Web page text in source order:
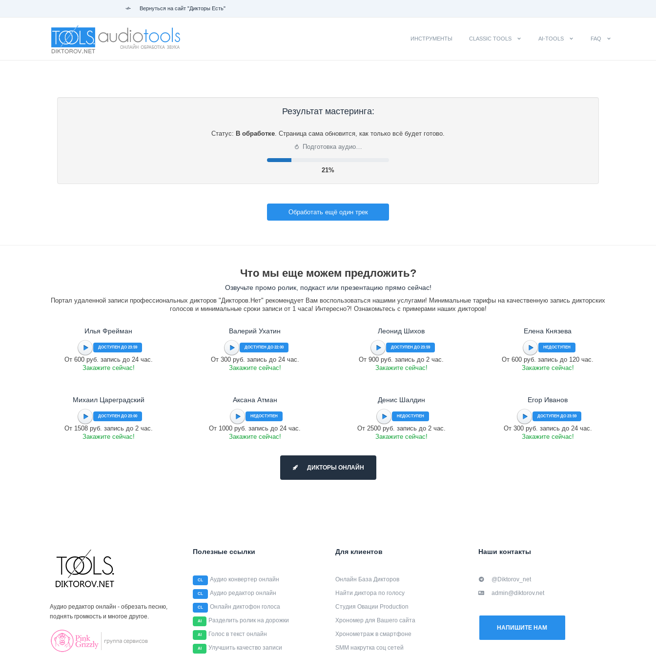
Вернуться на сайт "Дикторы Есть"
ИНСТРУМЕНТЫ CLASSIC TOOLS AI-TOOLS FAQ
Результат мастеринга:
Статус: В обработке. Страница сама обновится, как только всё будет готово.
⟳ Подготовка аудио…
21%
Обработать ещё один трек
Что мы еще можем предложить?
Озвучьте промо ролик, подкаст или презентацию прямо сейчас!
Портал удаленной записи профессиональных дикторов "Дикторов.Нет" рекомендует Вам воспользоваться нашими услугами! Минимальные тарифы на качественную запись дикторских
голосов и минимальные сроки записи от 1 часа! Интересно?! Ознакомьтесь с примерами наших дикторов!
Илья Фрейман
ДОСТУПЕН ДО 23:59
От 600 руб. запись до 24 час.
Закажите сейчас!
Валерий Ухатин
ДОСТУПЕН ДО 22:00
От 300 руб. запись до 24 час.
Закажите сейчас!
Леонид Шихов
ДОСТУПЕН ДО 23:59
От 900 руб. запись до 2 час.
Закажите сейчас!
Елена Князева
НЕДОСТУПЕН
От 600 руб. запись до 120 час.
Закажите сейчас!
Михаил Цареградский
ДОСТУПЕН ДО 23:00
От 1508 руб. запись до 2 час.
Закажите сейчас!
Аксана Атман
НЕДОСТУПЕН
От 1000 руб. запись до 24 час.
Закажите сейчас!
Денис Шалдин
НЕДОСТУПЕН
От 2500 руб. запись до 2 час.
Закажите сейчас!
Егор Иванов
ДОСТУПЕН ДО 23:59
От 300 руб. запись до 24 час.
Закажите сейчас!
ДИКТОРЫ ОНЛАЙН
Аудио редактор онлайн - обрезать песню,
поднять громкость и многое другое.
Полезные ссылки
CL Аудио конвертер онлайн
CL Аудио редактор онлайн
CL Онлайн диктофон голоса
AI Разделить ролик на дорожки
AI Голос в текст онлайн
AI Улучшить качество записи
Для клиентов
Онлайн База Дикторов
Найти диктора по голосу
Студия Овации Production
Хрономер для Вашего сайта
Хронометраж в смартфоне
SMM накрутка соц сетей
Наши контакты
@Diktorov_net
admin@diktorov.net
НАПИШИТЕ НАМ